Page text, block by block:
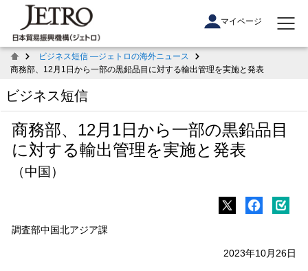
マイページ
ビジネス短信 ―ジェトロの海外ニュース
商務部、12月1日から一部の黒鉛品目に対する輸出管理を実施と発表
ビジネス短信
商務部、12月1日から一部の黒鉛品目
に対する輸出管理を実施と発表
（中国）
調査部中国北アジア課
2023年10月26日